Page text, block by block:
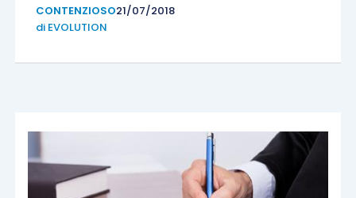
CONTENZIOSO21/07/2018
di EVOLUTION